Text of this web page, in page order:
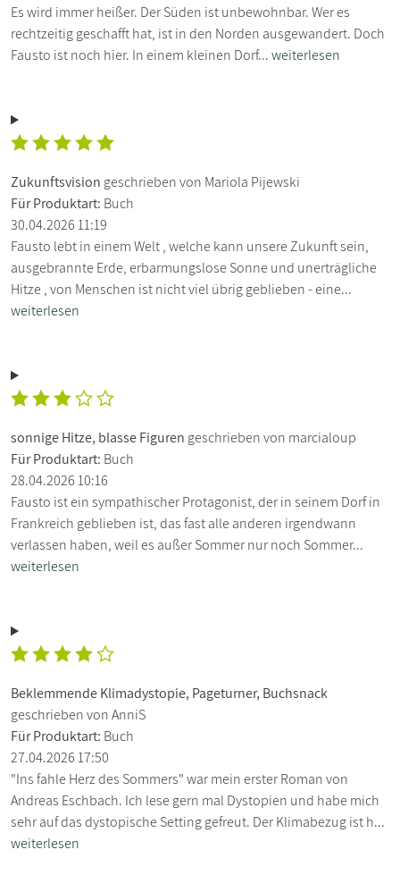
Es wird immer heißer. Der Süden ist unbewohnbar. Wer es
rechtzeitig geschafft hat, ist in den Norden ausgewandert. Doch
Fausto ist noch hier. In einem kleinen Dorf...weiterlesen
Zukunftsvision geschrieben von Mariola Pijewski
Für Produktart: Buch
30.04.2026 11:19
Fausto lebt in einem Welt , welche kann unsere Zukunft sein,
ausgebrannte Erde, erbarmungslose Sonne und unerträgliche
Hitze , von Menschen ist nicht viel übrig geblieben - eine...
weiterlesen
sonnige Hitze, blasse Figuren geschrieben von marcialoup
Für Produktart: Buch
28.04.2026 10:16
Fausto ist ein sympathischer Protagonist, der in seinem Dorf in
Frankreich geblieben ist, das fast alle anderen irgendwann
verlassen haben, weil es außer Sommer nur noch Sommer...
weiterlesen
Beklemmende Klimadystopie, Pageturner, Buchsnack
geschrieben von AnniS
Für Produktart: Buch
27.04.2026 17:50
"Ins fahle Herz des Sommers" war mein erster Roman von
Andreas Eschbach. Ich lese gern mal Dystopien und habe mich
sehr auf das dystopische Setting gefreut. Der Klimabezug ist h...
weiterlesen